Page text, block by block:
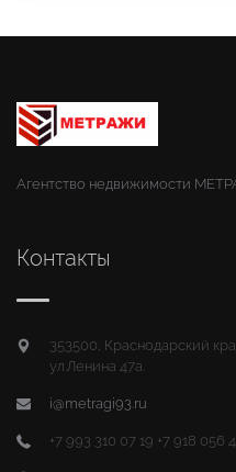
Агентство недвижимости
Контакты
353500, Краснодарский
ул.Ленина 47а.
i@metragi93.ru
+7 993 310 07 19 +7 918 056